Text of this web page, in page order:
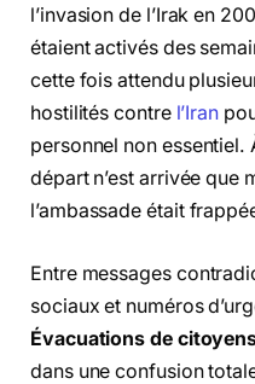
l’invasion de l’Irak en
étaient activés des
cette fois attendu
hostilités contre l’Iran
personnel non essentiel.
départ n’est arrivée que
l’ambassade était
Entre messages
sociaux et numéros
Évacuations de
dans une confusion